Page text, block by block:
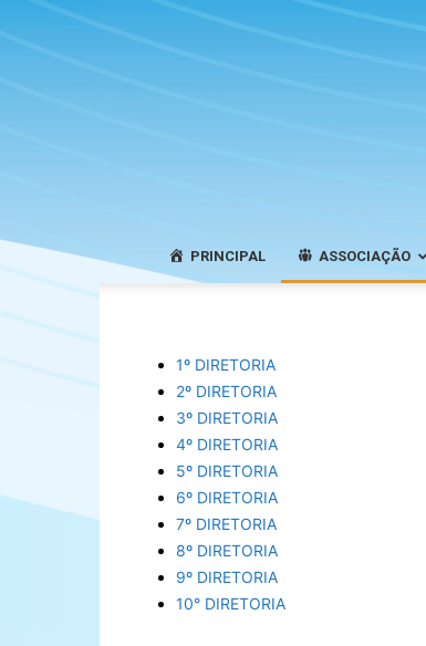
PRINCIPAL ASSOCIAÇÃO
1º DIRETORIA
2º DIRETORIA
3º DIRETORIA
4º DIRETORIA
5º DIRETORIA
6º DIRETORIA
7º DIRETORIA
8º DIRETORIA
9º DIRETORIA
10° DIRETORIA